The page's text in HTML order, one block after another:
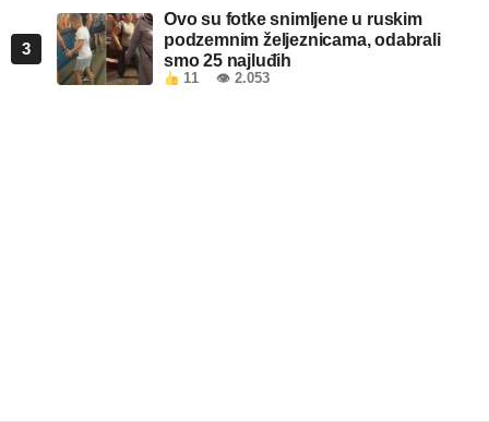
3
Ovo su fotke snimljene u ruskim
podzemnim željeznicama, odabrali
smo 25 najluđih
11 👁 2.053